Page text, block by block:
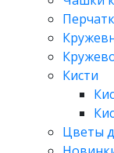
Кисти
Цветы